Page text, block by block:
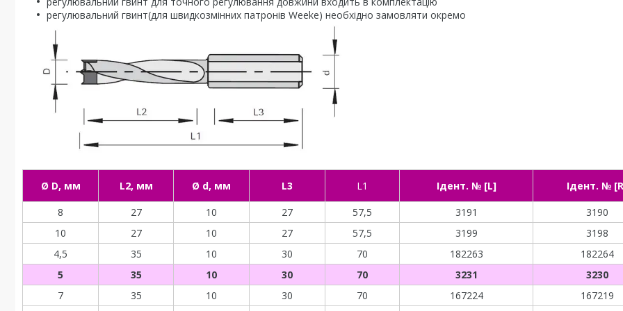
регулювальний гвинт(для швидкозмінних патронів Weeke) необхідно замовляти окремо
Ø D, мм L2, мм Ø d, мм L3 L1 Ідент. № [L]
Ідент. №
8
27 10 27 57,5 3191
3190
10
27 10 27 57,5 3199
3198
4,5
35 10 30 70 182263
182264
5
35 10 30 70 3231
3230
7
35 10 30 70 167224
167219